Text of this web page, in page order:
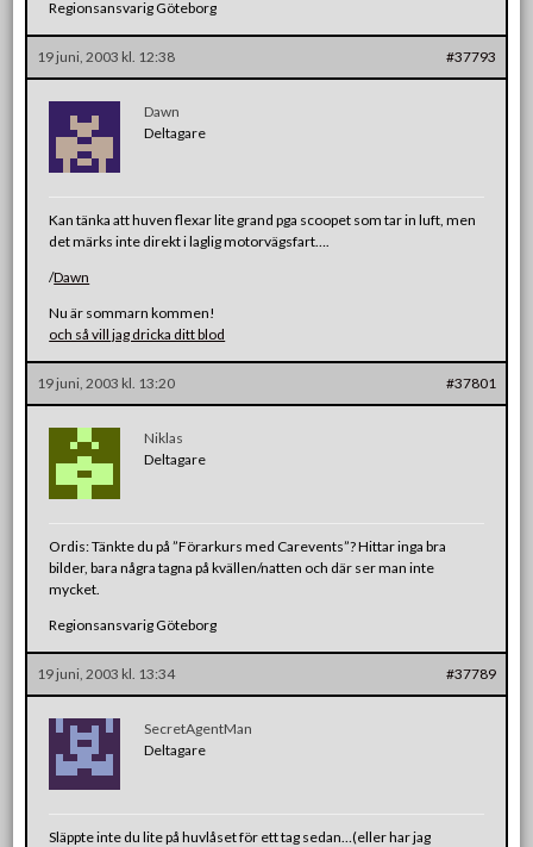
Regionsansvarig Göteborg
19 juni, 2003 kl. 12:38 #37793
Dawn
Deltagare
Kan tänka att huven flexar lite grand pga scoopet som tar in luft, men
det märks inte direkt i laglig motorvägsfart….
/Dawn
Nu är sommarn kommen!
och så vill jag dricka ditt blod
19 juni, 2003 kl. 13:20 #37801
Niklas
Deltagare
Ordis: Tänkte du på ”Förarkurs med Carevents”? Hittar inga bra
bilder, bara några tagna på kvällen/natten och där ser man inte
mycket.
Regionsansvarig Göteborg
19 juni, 2003 kl. 13:34 #37789
SecretAgentMan
Deltagare
Släppte inte du lite på huvlåset för ett tag sedan…(eller har jag